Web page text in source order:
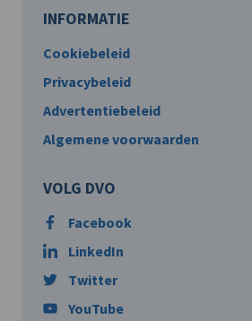
INFORMATIE
Cookiebeleid
Privacybeleid
Advertentiebeleid
Algemene voorwaarden
VOLG DVO
Facebook
LinkedIn
Twitter
YouTube